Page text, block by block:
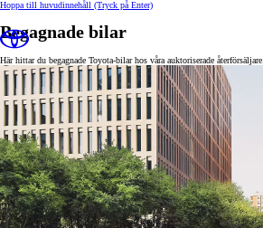
Hoppa till huvudinnehåll (Tryck på Enter)
Begagnade bilar
Här hittar du begagnade Toyota-bilar hos våra auktoriserade återförsäljare.